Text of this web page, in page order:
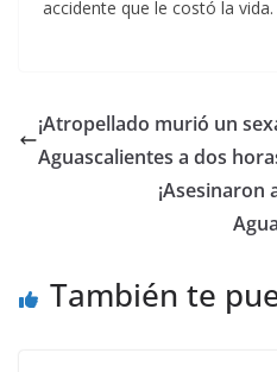
accidente que le costó la vida.
¡Atropellado murió un
Aguascalientes a dos
¡Asesinaron
También te